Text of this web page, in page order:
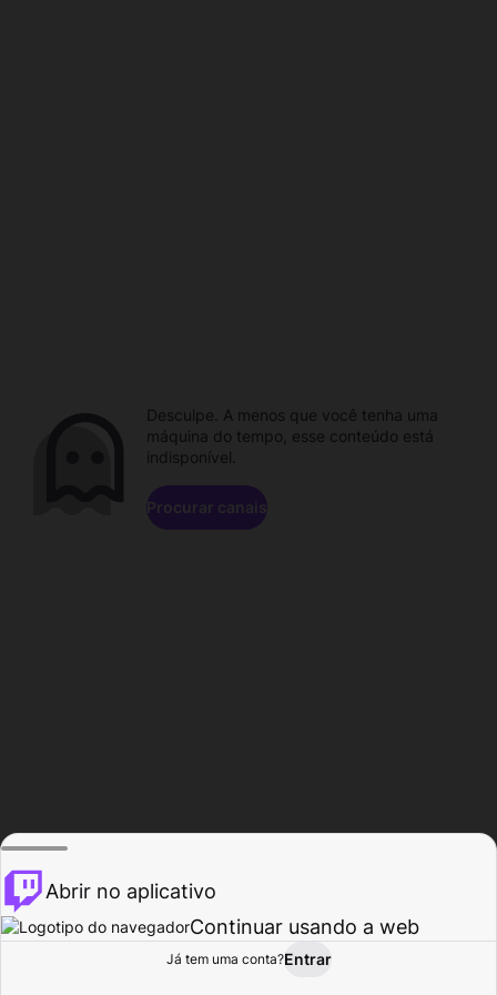
Procurar Atividade
Desculpe. A menos que você tenha uma
máquina do tempo, esse conteúdo está
indisponível.
Procurar canais
Abrir no aplicativo
Continuar usando a web
Já tem uma conta?Entrar